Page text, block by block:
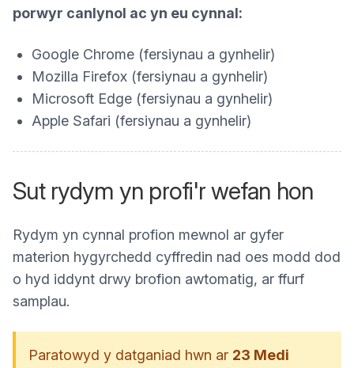
porwyr canlynol ac yn eu cynnal:
Google Chrome (fersiynau a gynhelir)
Mozilla Firefox (fersiynau a gynhelir)
Microsoft Edge (fersiynau a gynhelir)
Apple Safari (fersiynau a gynhelir)
Sut rydym yn profi'r wefan hon
Rydym yn cynnal profion mewnol ar gyfer
materion hygyrchedd cyffredin nad oes modd dod
o hyd iddynt drwy brofion awtomatig, ar ffurf
samplau.
Paratowyd y datganiad hwn ar 23 Medi